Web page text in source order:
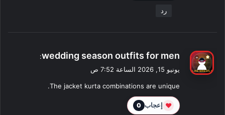
رد
ي
ل
wedding season outfits for men
:
يونيو 15, 2026 الساعة 7:52 ص
The jacket kurta combinations are unique.
❤ إعجاب 0